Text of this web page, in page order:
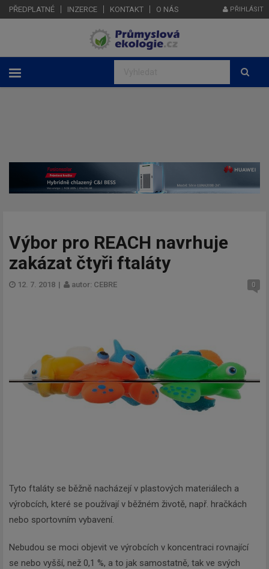
PŘEDPLATNÉ INZERCE KONTAKT O NÁS PŘIHLÁSIT
Výbor pro REACH navrhuje
zakázat čtyři ftaláty
12. 7. 2018 | autor: CEBRE 0
Tyto ftaláty se běžně nacházejí v plastových materiálech a
výrobcích, které se používají v běžném životě, např. hračkách
nebo sportovním vybavení.
Nebudou se moci objevit ve výrobcích v koncentraci rovnající
se nebo vyšší, než 0,1 %, a to jak samostatně, tak ve svých